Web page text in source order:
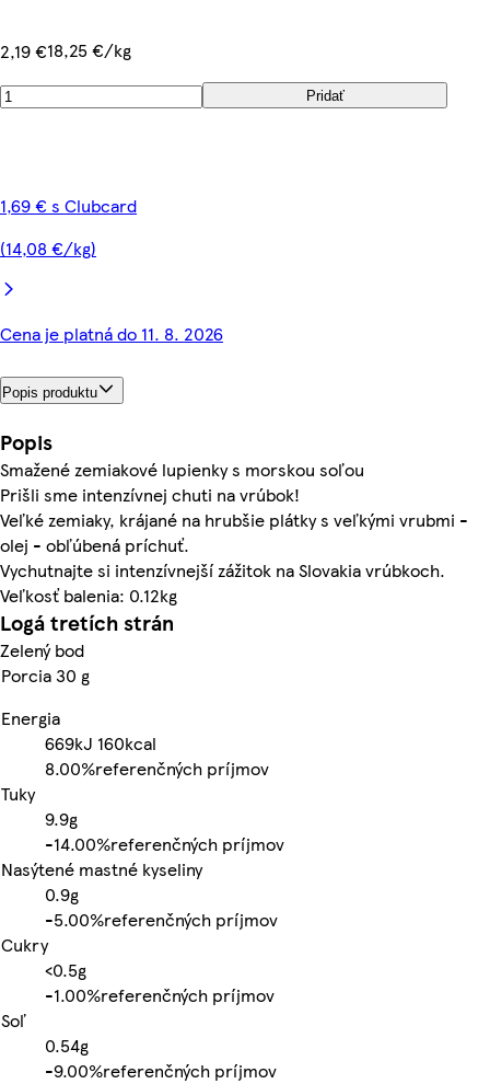
2,19 €18,25 €/kg
Pridať
1,69 € s Clubcard
(14,08 €/kg)
Cena je platná do 11. 8. 2026
Popis produktu
Popis
Smažené zemiakové lupienky s morskou soľou
Prišli sme intenzívnej chuti na vrúbok!
Veľké zemiaky, krájané na hrubšie plátky s veľkými vrubmi -
olej - obľúbená príchuť.
Vychutnajte si intenzívnejší zážitok na Slovakia vrúbkoch.
Veľkosť balenia: 0.12kg
Logá tretích strán
Zelený bod
Porcia 30 g
Energia
669kJ 160kcal
8.00%referenčných príjmov
Tuky
9.9g
-14.00%referenčných príjmov
Nasýtené mastné kyseliny
0.9g
-5.00%referenčných príjmov
Cukry
<0.5g
-1.00%referenčných príjmov
Soľ
0.54g
-9.00%referenčných príjmov